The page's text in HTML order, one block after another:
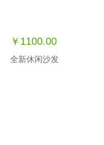
￥1100.00
全新休闲沙发